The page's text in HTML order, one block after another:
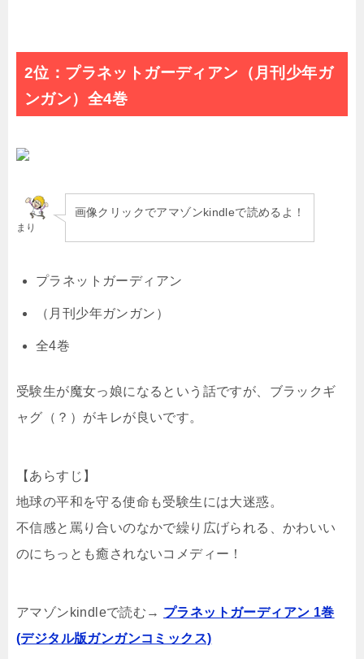
2位：プラネットガーディアン（月刊少年ガ
ンガン）全4巻
まり
画像クリックでアマゾンkindleで読めるよ！
プラネットガーディアン
（月刊少年ガンガン）
全4巻
受験生が魔女っ娘になるという話ですが、ブラックギ
ャグ（？）がキレが良いです。
【あらすじ】
地球の平和を守る使命も受験生には大迷惑。
不信感と罵り合いのなかで繰り広げられる、かわいい
のにちっとも癒されないコメディー！
アマゾンkindleで読む→ プラネットガーディアン 1巻
(デジタル版ガンガンコミックス)